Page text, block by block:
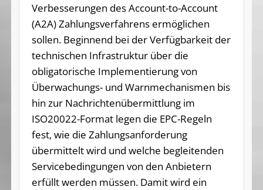
Verbesserungen des Account-to-Account
(A2A) Zahlungsverfahrens ermöglichen
sollen. Beginnend bei der Verfügbarkeit der
technischen Infrastruktur über die
obligatorische Implementierung von
Überwachungs- und Warnmechanismen bis
hin zur Nachrichtenübermittlung im
ISO20022-Format legen die EPC-Regeln
fest, wie die Zahlungsanforderung
übermittelt wird und welche begleitenden
Servicebedingungen von den Anbietern
erfüllt werden müssen. Damit wird ein